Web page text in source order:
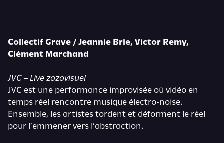
Collectif Grave / Jeannie Brie, Victor Remy,
Clément Marchand
JVC – Live zozovisuel
JVC est une performance improvisée où vidéo en
temps réel rencontre musique électro-noise.
Ensemble, les artistes tordent et déforment le réel
pour l’emmener vers l’abstraction.